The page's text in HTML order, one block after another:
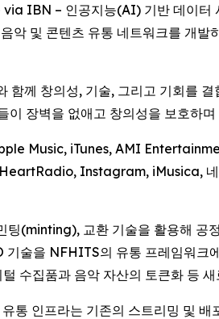
IBN – 인공지능(AI) 기반 데이
악 및 콘텐츠 유통 네트워크를 개
께 창의성, 기술, 그리고 기회를
장벽을 없애고 창의성을 보호하
Music, iTunes, AMI
Instagram, iMusica,
(minting), 교환 기술을 활용해 공
을 NFHITS의 유통 프레임워크
수집품과 음악 자산의 토큰화 등
인프라는 기존의 스트리밍 및 배